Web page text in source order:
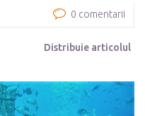
0 comentarii
Distribuie articolul